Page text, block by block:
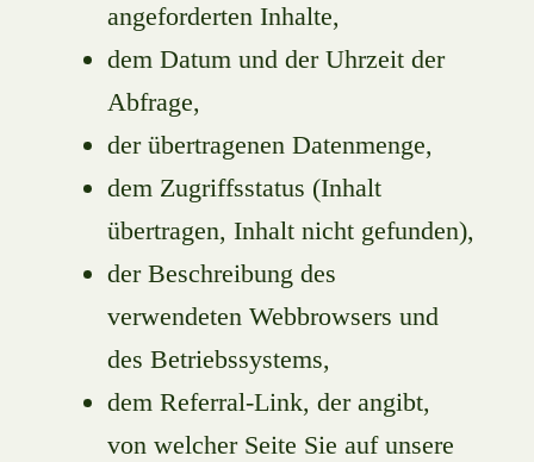
angeforderten Inhalte,
dem Datum und der Uhrzeit der
Abfrage,
der übertragenen Datenmenge,
dem Zugriffsstatus (Inhalt
übertragen, Inhalt nicht gefunden),
der Beschreibung des
verwendeten Webbrowsers und
des Betriebssystems,
dem Referral-Link, der angibt,
von welcher Seite Sie auf unsere